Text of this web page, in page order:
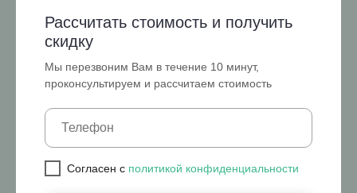
Рассчитать стоимость и получить
скидку
Мы перезвоним Вам в течение 10 минут,
проконсультируем и рассчитаем стоимость
Cогласен с политикой конфиденциальности